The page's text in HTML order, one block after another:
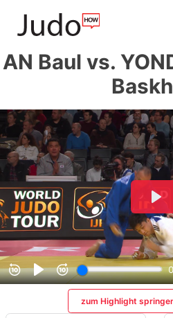
AN Baul vs.
zum Highlight